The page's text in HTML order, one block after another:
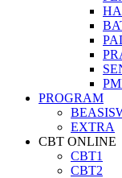
PROGRAM
EXTRA
CBT ONLINE
CBT1
CBT2